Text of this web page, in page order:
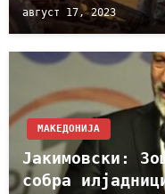
август 17, 2023
МАКЕДОНИЈА
Јакимовски:
собра